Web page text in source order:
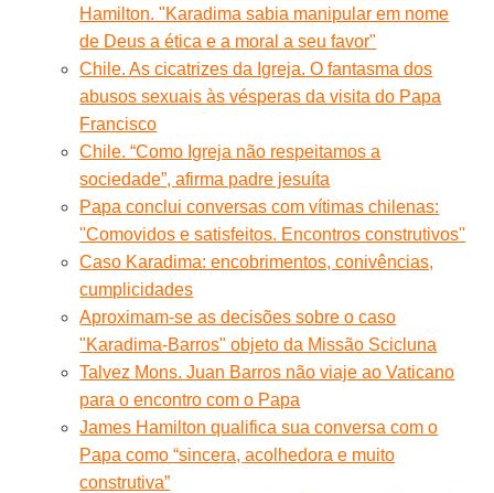
Hamilton. "Karadima sabia manipular em nome
de Deus a ética e a moral a seu favor"
Chile. As cicatrizes da Igreja. O fantasma dos
abusos sexuais às vésperas da visita do Papa
Francisco
Chile. “Como Igreja não respeitamos a
sociedade”, afirma padre jesuíta
Papa conclui conversas com vítimas chilenas:
''Comovidos e satisfeitos. Encontros construtivos''
Caso Karadima: encobrimentos, conivências,
cumplicidades
Aproximam-se as decisões sobre o caso
"Karadima-Barros" objeto da Missão Scicluna
Talvez Mons. Juan Barros não viaje ao Vaticano
para o encontro com o Papa
James Hamilton qualifica sua conversa com o
Papa como “sincera, acolhedora e muito
construtiva”